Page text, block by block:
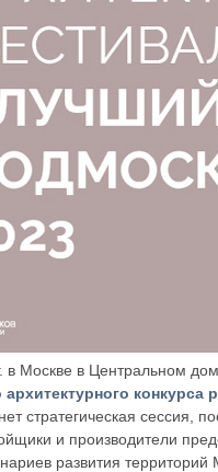
в Москве в Центральном
архитектурного
стратегическая сессия,
и производители
развития территорий